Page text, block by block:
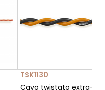
TSK1130
Cavo twistato extra-flex